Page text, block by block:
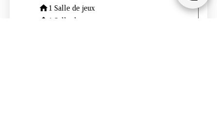
1 Salle de jeux
1 Salle de sport